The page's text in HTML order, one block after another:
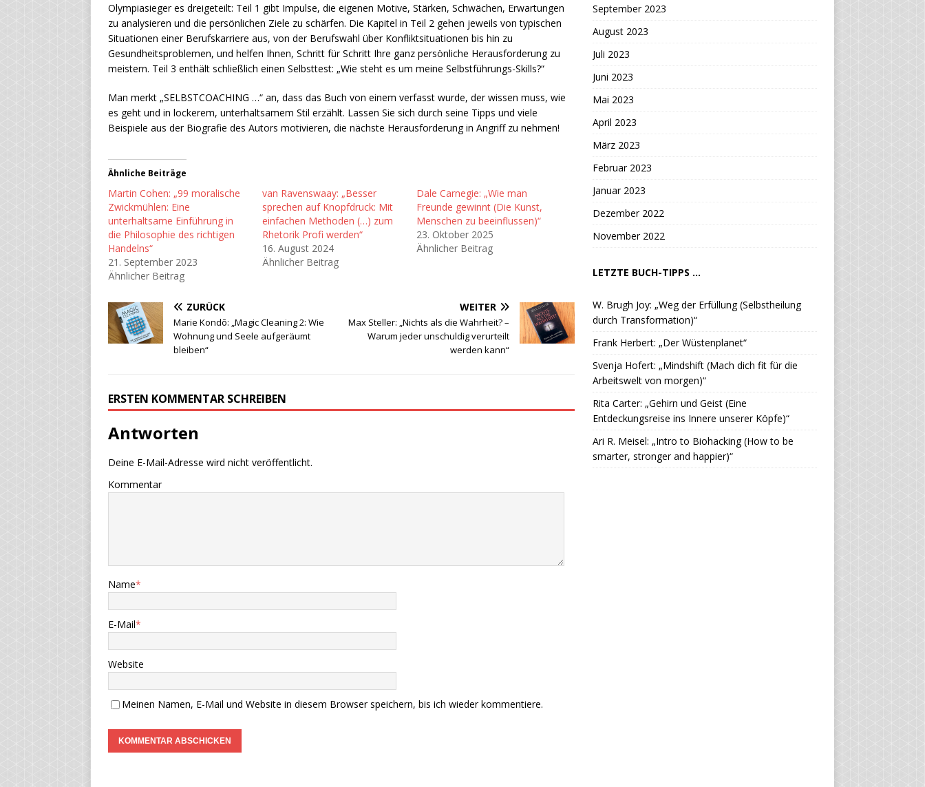
Olympiasieger es dreigeteilt: Teil 1 gibt Impulse, die eigenen Motive, Stärken, Schwächen, Erwartungen
zu analysieren und die persönlichen Ziele zu schärfen. Die Kapitel in Teil 2 gehen jeweils von typischen
Situationen einer Berufskarriere aus, von der Berufswahl über Konfliktsituationen bis hin zu
Gesundheitsproblemen, und helfen Ihnen, Schritt für Schritt Ihre ganz persönliche Herausforderung zu
meistern. Teil 3 enthält schließlich einen Selbsttest: „Wie steht es um meine Selbstführungs-Skills?“
Man merkt „SELBSTCOACHING …“ an, dass das Buch von einem verfasst wurde, der wissen muss, wie
es geht und in lockerem, unterhaltsamem Stil erzählt. Lassen Sie sich durch seine Tipps und viele
Beispiele aus der Biografie des Autors motivieren, die nächste Herausforderung in Angriff zu nehmen!
Ähnliche Beiträge
Martin Cohen: „99 moralische
Zwickmühlen: Eine
unterhaltsame Einführung in
die Philosophie des richtigen
Handelns“
21. September 2023
Ähnlicher Beitrag
van Ravenswaay: „Besser
sprechen auf Knopfdruck: Mit
einfachen Methoden (…) zum
Rhetorik Profi werden“
16. August 2024
Ähnlicher Beitrag
Dale Carnegie: „Wie man
Freunde gewinnt (Die Kunst,
Menschen zu beeinflussen)“
23. Oktober 2025
Ähnlicher Beitrag
ZURÜCK
Marie Kondō: „Magic Cleaning 2: Wie
Wohnung und Seele aufgeräumt
bleiben“
WEITER
Max Steller: „Nichts als die Wahrheit? –
Warum jeder unschuldig verurteilt
werden kann“
ERSTEN KOMMENTAR SCHREIBEN
Antworten
Deine E-Mail-Adresse wird nicht veröffentlicht.
Kommentar
Name*
E-Mail*
Website
Meinen Namen, E-Mail und Website in diesem Browser speichern, bis ich wieder kommentiere.
September 2023
August 2023
Juli 2023
Juni 2023
Mai 2023
April 2023
März 2023
Februar 2023
Januar 2023
Dezember 2022
November 2022
LETZTE BUCH-TIPPS ...
W. Brugh Joy: „Weg der Erfüllung (Selbstheilung
durch Transformation)“
Frank Herbert: „Der Wüstenplanet“
Svenja Hofert: „Mindshift (Mach dich fit für die
Arbeitswelt von morgen)“
Rita Carter: „Gehirn und Geist (Eine
Entdeckungsreise ins Innere unserer Köpfe)“
Ari R. Meisel: „Intro to Biohacking (How to be
smarter, stronger and happier)“